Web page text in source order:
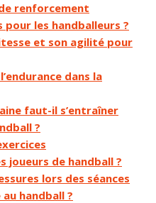
renforcement
pour les handballeurs ?
et son agilité pour
dans la
faut-il s’entraîner
?
joueurs de handball ?
lors des séances
handball ?